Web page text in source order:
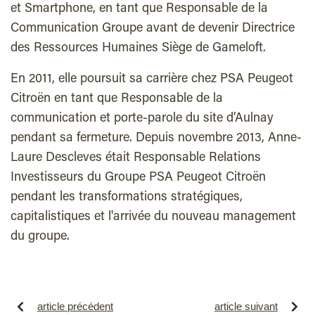
et Smartphone, en tant que Responsable de la
Communication Groupe avant de devenir Directrice
des Ressources Humaines Siège de Gameloft.
En 2011, elle poursuit sa carrière chez PSA Peugeot
Citroën en tant que Responsable de la
communication et porte-parole du site d’Aulnay
pendant sa fermeture. Depuis novembre 2013, Anne-
Laure Descleves était Responsable Relations
Investisseurs du Groupe PSA Peugeot Citroën
pendant les transformations stratégiques,
capitalistiques et l'arrivée du nouveau management
du groupe.
article précédent article suivant